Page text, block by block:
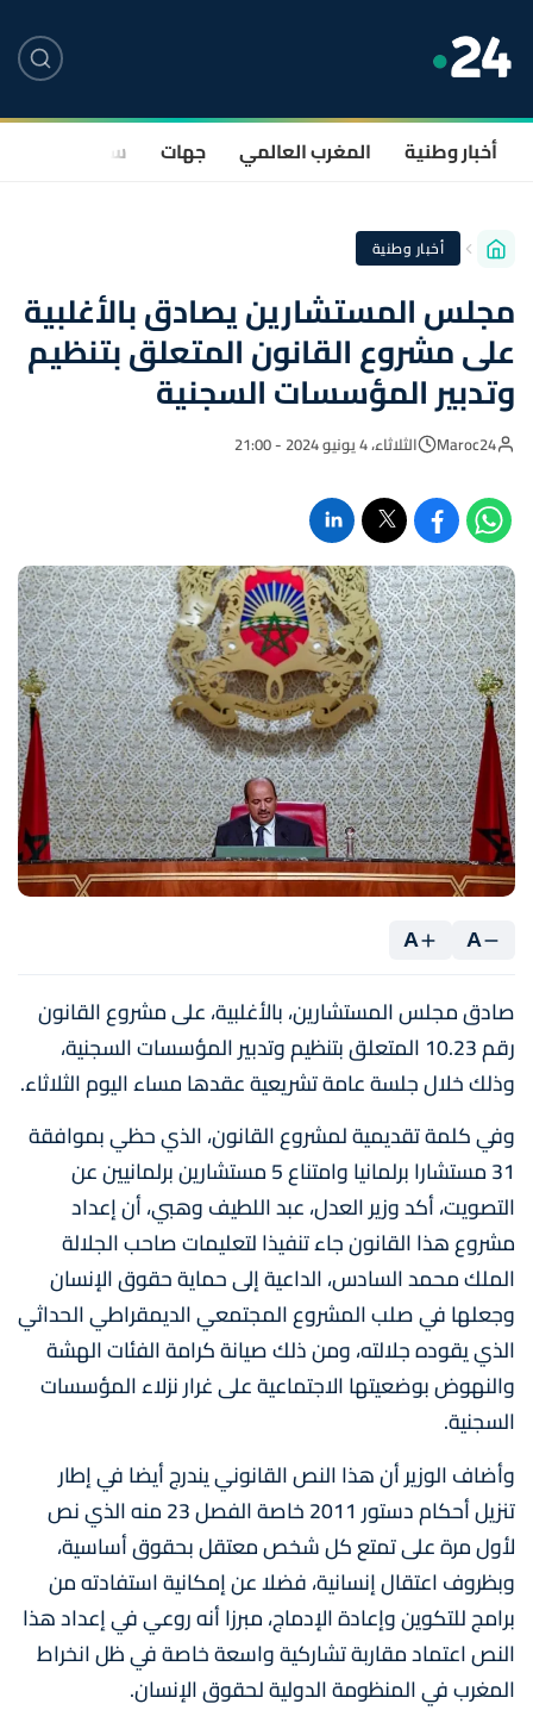
أخبار وطنية المغرب العالمي جهات سياسة
أخبار وطنية
مجلس المستشارين يصادق بالأغلبية
على مشروع القانون المتعلق بتنظيم
وتدبير المؤسسات السجنية
Maroc24 الثلاثاء، 4 يونيو 2024 - 21:00
A
A
صادق مجلس المستشارين، بالأغلبية، على مشروع القانون
رقم 10.23 المتعلق بتنظيم وتدبير المؤسسات السجنية،
وذلك خلال جلسة عامة تشريعية عقدها مساء اليوم الثلاثاء.
وفي كلمة تقديمية لمشروع القانون، الذي حظي بموافقة
31 مستشارا برلمانيا وامتناع 5 مستشارين برلمانيين عن
التصويت، أكد وزير العدل، عبد اللطيف وهبي، أن إعداد
مشروع هذا القانون جاء تنفيذا لتعليمات صاحب الجلالة
الملك محمد السادس، الداعية إلى حماية حقوق الإنسان
وجعلها في صلب المشروع المجتمعي الديمقراطي الحداثي
الذي يقوده جلالته، ومن ذلك صيانة كرامة الفئات الهشة
والنهوض بوضعيتها الاجتماعية على غرار نزلاء المؤسسات
السجنية.
وأضاف الوزير أن هذا النص القانوني يندرج أيضا في إطار
تنزيل أحكام دستور 2011 خاصة الفصل 23 منه الذي نص
لأول مرة على تمتع كل شخص معتقل بحقوق أساسية،
وبظروف اعتقال إنسانية، فضلا عن إمكانية استفادته من
برامج للتكوين وإعادة الإدماج، مبرزا أنه روعي في إعداد هذا
النص اعتماد مقاربة تشاركية واسعة خاصة في ظل انخراط
المغرب في المنظومة الدولية لحقوق الإنسان.